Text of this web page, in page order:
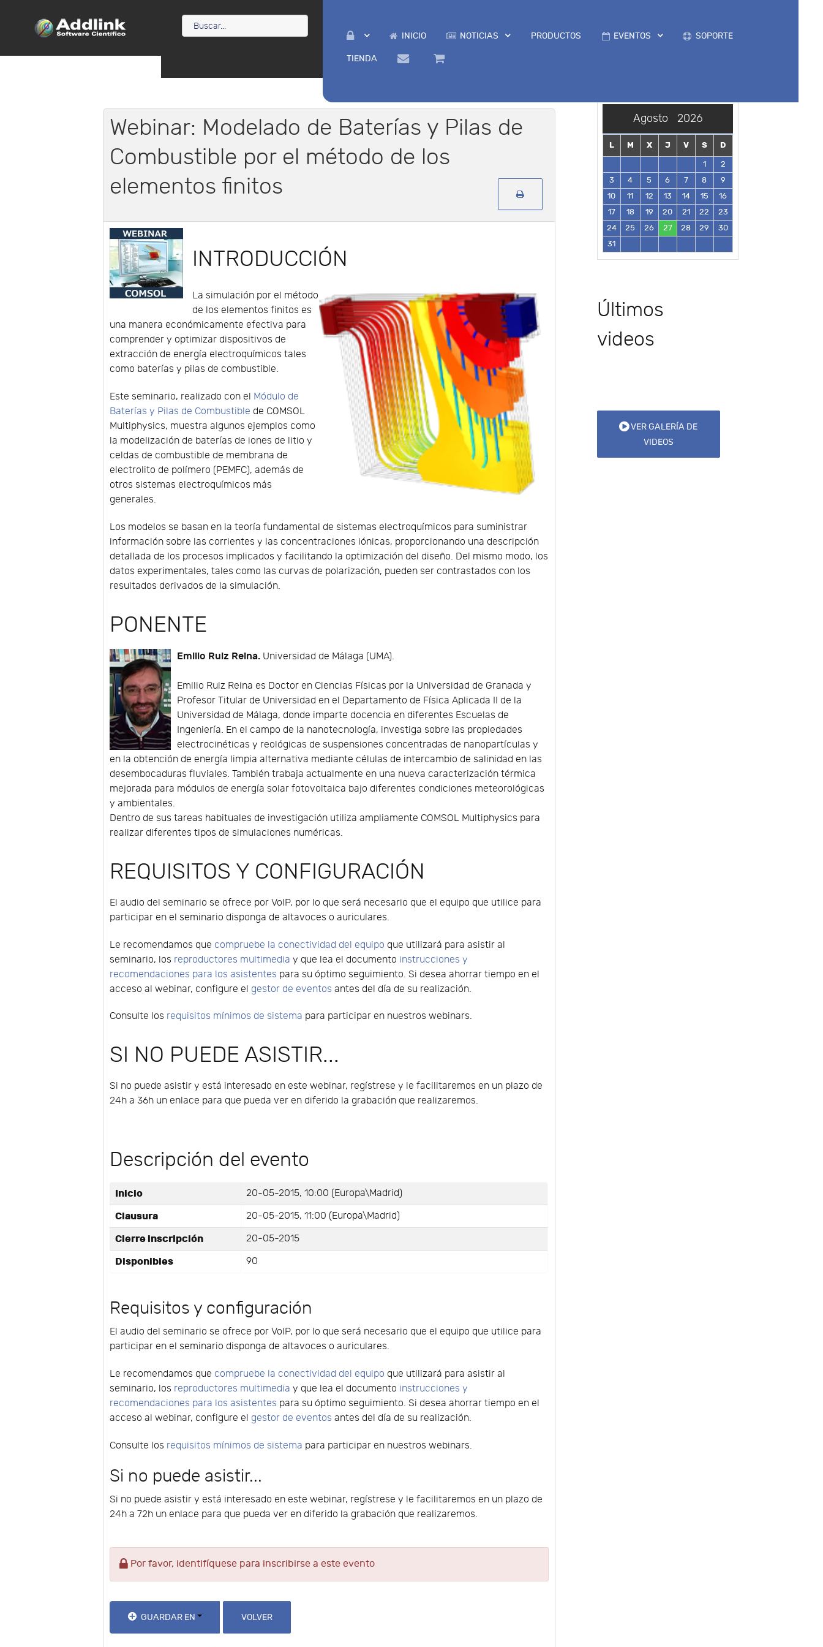
INICIO NOTICIAS PRODUCTOS EVENTOS SOPORTE
TIENDA
Webinar: Modelado de Baterías y Pilas de
Combustible por el método de los
elementos finitos
INTRODUCCIÓN
La simulación por el método
de los elementos finitos es
una manera económicamente efectiva para
comprender y optimizar dispositivos de
extracción de energía electroquímicos tales
como baterías y pilas de combustible.
Este seminario, realizado con el Módulo de
Baterías y Pilas de Combustible de COMSOL
Multiphysics, muestra algunos ejemplos como
la modelización de baterías de iones de litio y
celdas de combustible de membrana de
electrolito de polímero (PEMFC), además de
otros sistemas electroquímicos más
generales.
Los modelos se basan en la teoría fundamental de sistemas electroquímicos para suministrar
información sobre las corrientes y las concentraciones iónicas, proporcionando una descripción
detallada de los procesos implicados y facilitando la optimización del diseño. Del mismo modo, los
datos experimentales, tales como las curvas de polarización, pueden ser contrastados con los
resultados derivados de la simulación.
PONENTE
Emilio Ruiz Reina. Universidad de Málaga (UMA).
Emilio Ruiz Reina es Doctor en Ciencias Físicas por la Universidad de Granada y
Profesor Titular de Universidad en el Departamento de Física Aplicada II de la
Universidad de Málaga, donde imparte docencia en diferentes Escuelas de
Ingeniería. En el campo de la nanotecnología, investiga sobre las propiedades
electrocinéticas y reológicas de suspensiones concentradas de nanopartículas y
en la obtención de energía limpia alternativa mediante células de intercambio de salinidad en las
desembocaduras fluviales. También trabaja actualmente en una nueva caracterización térmica
mejorada para módulos de energía solar fotovoltaica bajo diferentes condiciones meteorológicas
y ambientales.
Dentro de sus tareas habituales de investigación utiliza ampliamente COMSOL Multiphysics para
realizar diferentes tipos de simulaciones numéricas.
REQUISITOS Y CONFIGURACIÓN
El audio del seminario se ofrece por VoIP, por lo que será necesario que el equipo que utilice para
participar en el seminario disponga de altavoces o auriculares.
Le recomendamos que compruebe la conectividad del equipo que utilizará para asistir al
seminario, los reproductores multimedia y que lea el documento instrucciones y
recomendaciones para los asistentes para su óptimo seguimiento. Si desea ahorrar tiempo en el
acceso al webinar, configure el gestor de eventos antes del día de su realización.
Consulte los requisitos mínimos de sistema para participar en nuestros webinars.
SI NO PUEDE ASISTIR...
Si no puede asistir y está interesado en este webinar, regístrese y le facilitaremos en un plazo de
24h a 36h un enlace para que pueda ver en diferido la grabación que realizaremos.
Descripción del evento
Inicio 20-05-2015, 10:00 (Europa\Madrid)
Clausura 20-05-2015, 11:00 (Europa\Madrid)
Cierre inscripción 20-05-2015
Disponibles 90
Requisitos y configuración
El audio del seminario se ofrece por VoIP, por lo que será necesario que el equipo que utilice para
participar en el seminario disponga de altavoces o auriculares.
Le recomendamos que compruebe la conectividad del equipo que utilizará para asistir al
seminario, los reproductores multimedia y que lea el documento instrucciones y
recomendaciones para los asistentes para su óptimo seguimiento. Si desea ahorrar tiempo en el
acceso al webinar, configure el gestor de eventos antes del día de su realización.
Consulte los requisitos mínimos de sistema para participar en nuestros webinars.
Si no puede asistir...
Si no puede asistir y está interesado en este webinar, regístrese y le facilitaremos en un plazo de
24h a 72h un enlace para que pueda ver en diferido la grabación que realizaremos.
Por favor, identifíquese para inscribirse a este evento
GUARDAR EN VOLVER
Agosto 2026
L M X J V S
D
1
2
3
4 5 6 7 8
9
10
11 12 13 14 15
16
17
18 19 20 21 22
23
24
25 26 27 28 29
30
31
Últimos
videos
VER GALERÍA DE
VIDEOS